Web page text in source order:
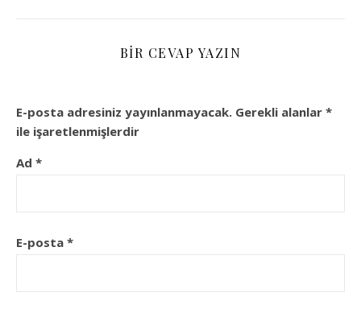
BIR CEVAP YAZIN
E-posta adresiniz yayınlanmayacak. Gerekli alanlar *
ile işaretlenmişlerdir
Ad *
E-posta *